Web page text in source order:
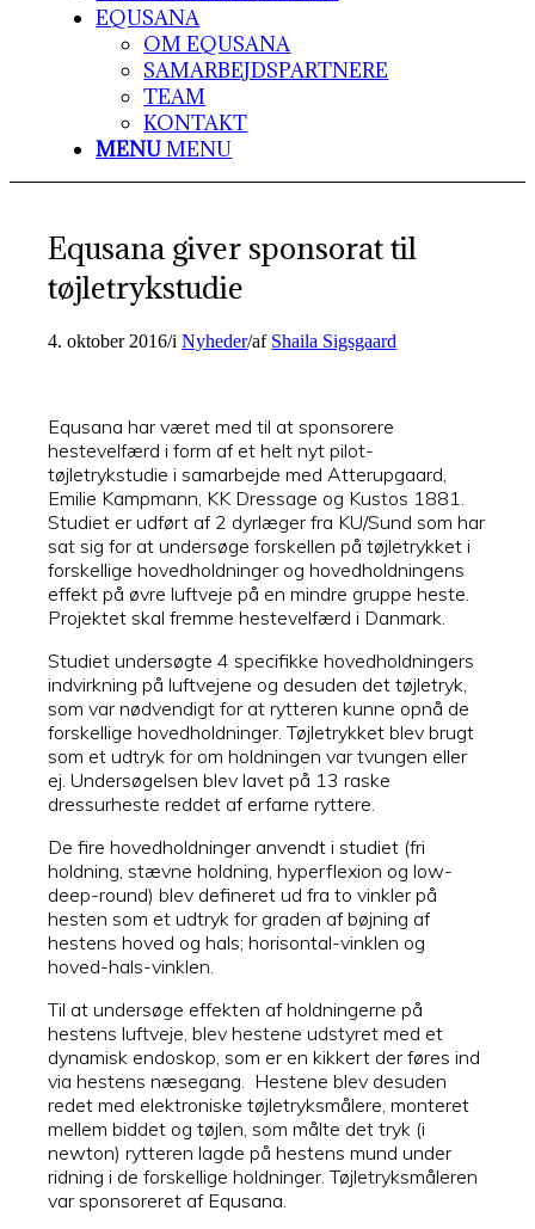
EQUSANA
OM EQUSANA
SAMARBEJDSPARTNERE
TEAM
KONTAKT
MENU MENU
Equsana giver sponsorat til
tøjletrykstudie
4. oktober 2016/iNyheder/af Shaila Sigsgaard
Equsana har været med til at sponsorere
hestevelfærd i form af et helt nyt pilot-
tøjletrykstudie i samarbejde med Atterupgaard,
Emilie Kampmann, KK Dressage og Kustos 1881.
Studiet er udført af 2 dyrlæger fra KU/Sund som har
sat sig for at undersøge forskellen på tøjletrykket i
forskellige hovedholdninger og hovedholdningens
effekt på øvre luftveje på en mindre gruppe heste.
Projektet skal fremme hestevelfærd i Danmark.
Studiet undersøgte 4 specifikke hovedholdningers
indvirkning på luftvejene og desuden det tøjletryk,
som var nødvendigt for at rytteren kunne opnå de
forskellige hovedholdninger. Tøjletrykket blev brugt
som et udtryk for om holdningen var tvungen eller
ej. Undersøgelsen blev lavet på 13 raske
dressurheste reddet af erfarne ryttere.
De fire hovedholdninger anvendt i studiet (fri
holdning, stævne holdning, hyperflexion og low-
deep-round) blev defineret ud fra to vinkler på
hesten som et udtryk for graden af bøjning af
hestens hoved og hals; horisontal-vinklen og
hoved-hals-vinklen.
Til at undersøge effekten af holdningerne på
hestens luftveje, blev hestene udstyret med et
dynamisk endoskop, som er en kikkert der føres ind
via hestens næsegang. Hestene blev desuden
redet med elektroniske tøjletryksmålere, monteret
mellem biddet og tøjlen, som målte det tryk (i
newton) rytteren lagde på hestens mund under
ridning i de forskellige holdninger. Tøjletryksmåleren
var sponsoreret af Equsana.